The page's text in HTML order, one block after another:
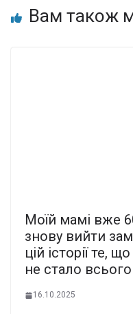
Вам також
Моїй мамі вже
знову вийти
цій історії те,
не стало
16.10.2025